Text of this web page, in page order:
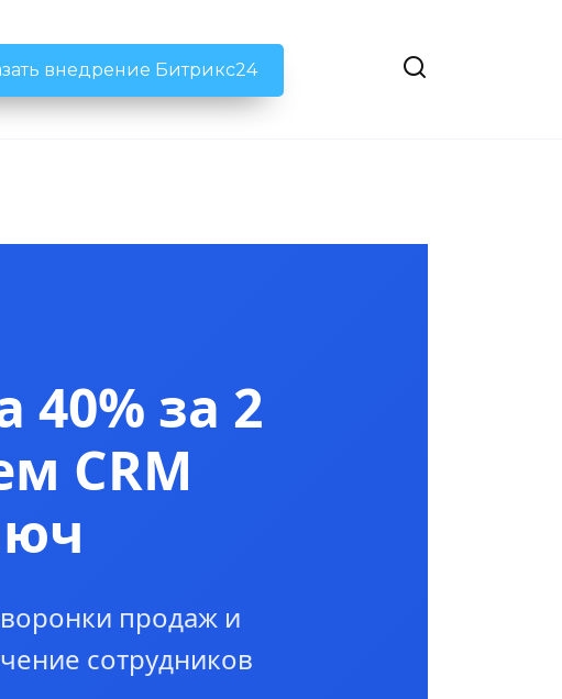
внедрение Битрикс24
за 2
CRM
продаж и
сотрудников